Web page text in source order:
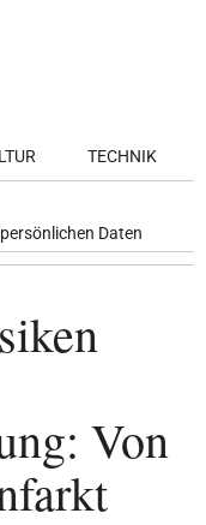
TECHNIK
Daten
Von